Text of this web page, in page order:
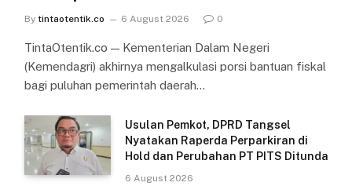
By tintaotentik.co 6 August 2026 0
TintaOtentik.co — Kementerian Dalam Negeri
(Kemendagri) akhirnya mengalkulasi porsi bantuan fiskal
bagi puluhan pemerintah daerah…
Usulan Pemkot, DPRD Tangsel
Nyatakan Raperda Perparkiran di
Hold dan Perubahan PT PITS Ditunda
6 August 2026